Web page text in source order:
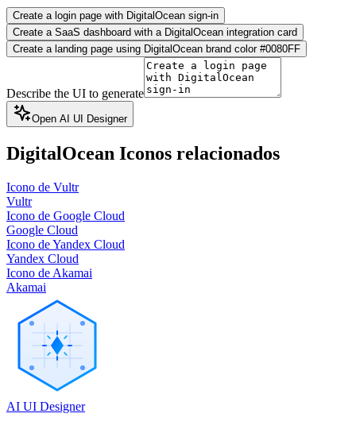
Create a login page with DigitalOcean sign-in
Create a SaaS dashboard with a DigitalOcean integration card
Create a landing page using DigitalOcean brand color #0080FF
Describe the UI to generate
Open AI UI Designer
DigitalOcean Iconos relacionados
Icono de Vultr
Vultr
Icono de Google Cloud
Google Cloud
Icono de Yandex Cloud
Yandex Cloud
Icono de Akamai
Akamai
AI UI Designer